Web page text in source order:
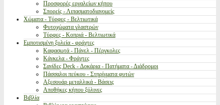
Προσφορές εργαλείων κήπου
Σπορείς - Λιπασματοδιανομείς
Χώματα - Τύρφες - Βελτιωτικά
Φυτοχώματα γλαστρών
Τύρφες - Κοπριά - Βελτιωτικά
Εμποτισμένη ξυλεία - φράχτες
Καφασωτά - Πάνελ - Πέργκολες
Κάγκελα - Φράχτες
Σανίδες Deck - Δοκάρια - Πατήματα - Διάδρομοι
Πάσσαλοι πεύκου - Στηρίγματα φυτών
Αξεσουάρ μεταλλικά - Βάσεις
Αποθήκες κήπου ξύλινες
Βιβλία